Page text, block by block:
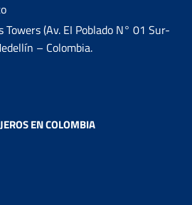
(Av. EI Poblado N° 01 Sur-
– Colombia.
EN COLOMBIA